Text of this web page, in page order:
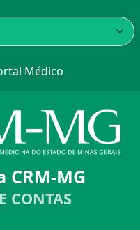
Médico
CRM-MG
CONTAS